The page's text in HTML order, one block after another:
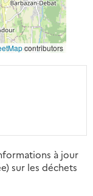
contributors
à jour
sur les déchets